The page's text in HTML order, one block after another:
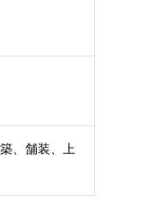
、舗装、上